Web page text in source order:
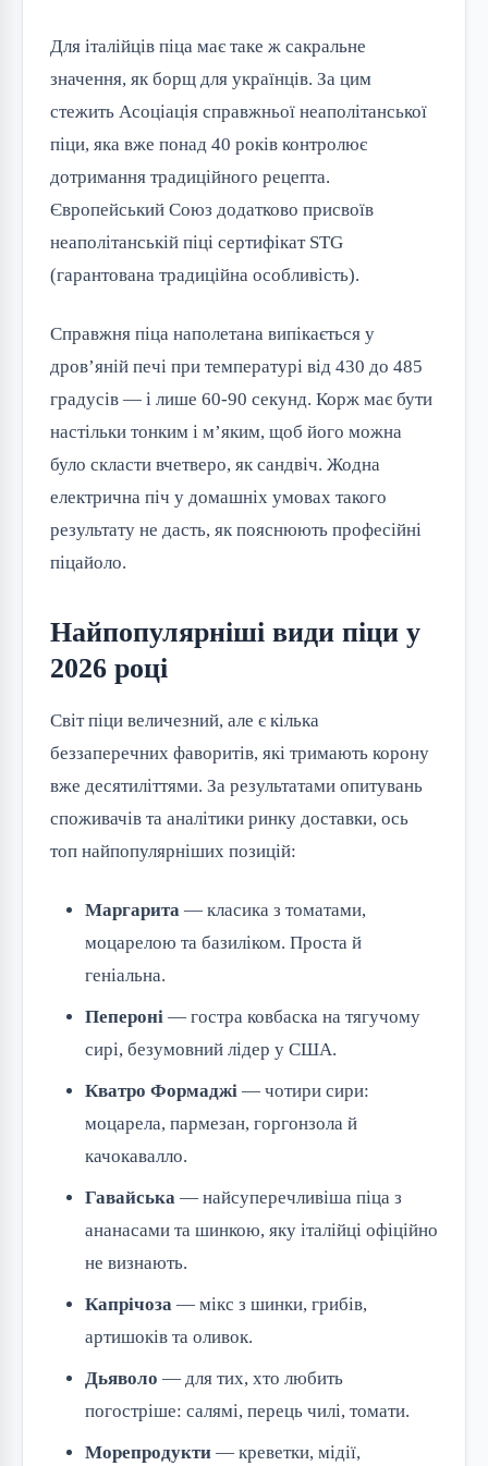
Для італійців піца має таке ж сакральне
значення, як борщ для українців. За цим
стежить Асоціація справжньої неаполітанської
піци, яка вже понад 40 років контролює
дотримання традиційного рецепта.
Європейський Союз додатково присвоїв
неаполітанській піці сертифікат STG
(гарантована традиційна особливість).
Справжня піца наполетана випікається у
дров’яній печі при температурі від 430 до 485
градусів — і лише 60-90 секунд. Корж має бути
настільки тонким і м’яким, щоб його можна
було скласти вчетверо, як сандвіч. Жодна
електрична піч у домашніх умовах такого
результату не дасть, як пояснюють професійні
піцайоло.
Найпопулярніші види піци у
2026 році
Світ піци величезний, але є кілька
беззаперечних фаворитів, які тримають корону
вже десятиліттями. За результатами опитувань
споживачів та аналітики ринку доставки, ось
топ найпопулярніших позицій:
Маргарита — класика з томатами,
моцарелою та базиліком. Проста й
геніальна.
Пепероні — гостра ковбаска на тягучому
сирі, безумовний лідер у США.
Кватро Формаджі — чотири сири:
моцарела, пармезан, горгонзола й
качокавалло.
Гавайська — найсуперечливіша піца з
ананасами та шинкою, яку італійці офіційно
не визнають.
Капрічоза — мікс з шинки, грибів,
артишоків та оливок.
Дьяволо — для тих, хто любить
погостріше: салямі, перець чилі, томати.
Морепродукти — креветки, мідії,